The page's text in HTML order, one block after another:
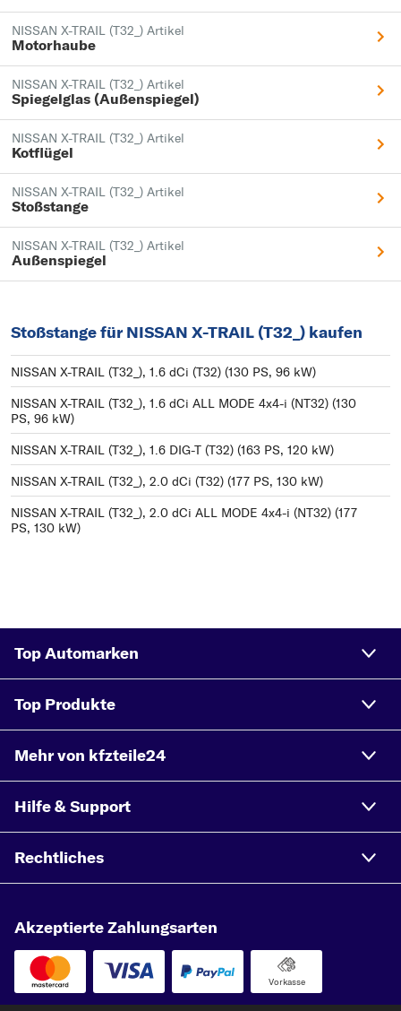
NISSAN X-TRAIL (T32_) Artikel
Motorhaube
NISSAN X-TRAIL (T32_) Artikel
Spiegelglas (Außenspiegel)
NISSAN X-TRAIL (T32_) Artikel
Kotflügel
NISSAN X-TRAIL (T32_) Artikel
Stoßstange
NISSAN X-TRAIL (T32_) Artikel
Außenspiegel
Stoßstange für NISSAN X-TRAIL (T32_) kaufen
NISSAN X-TRAIL (T32_), 1.6 dCi (T32) (130 PS, 96 kW)
NISSAN X-TRAIL (T32_), 1.6 dCi ALL MODE 4x4-i (NT32) (130
PS, 96 kW)
NISSAN X-TRAIL (T32_), 1.6 DIG-T (T32) (163 PS, 120 kW)
NISSAN X-TRAIL (T32_), 2.0 dCi (T32) (177 PS, 130 kW)
NISSAN X-TRAIL (T32_), 2.0 dCi ALL MODE 4x4-i (NT32) (177
PS, 130 kW)
Top Automarken
Top Produkte
Mehr von kfzteile24
Hilfe & Support
Rechtliches
Akzeptierte Zahlungsarten
Vorkasse